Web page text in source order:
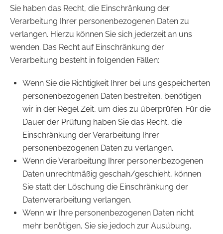
Sie haben das Recht, die Einschränkung der
Verarbeitung Ihrer personenbezogenen Daten zu
verlangen. Hierzu können Sie sich jederzeit an uns
wenden. Das Recht auf Einschränkung der
Verarbeitung besteht in folgenden Fällen:
Wenn Sie die Richtigkeit Ihrer bei uns gespeicherten
personenbezogenen Daten bestreiten, benötigen
wir in der Regel Zeit, um dies zu überprüfen. Für die
Dauer der Prüfung haben Sie das Recht, die
Einschränkung der Verarbeitung Ihrer
personenbezogenen Daten zu verlangen.
Wenn die Verarbeitung Ihrer personenbezogenen
Daten unrechtmäßig geschah/geschieht, können
Sie statt der Löschung die Einschränkung der
Datenverarbeitung verlangen.
Wenn wir Ihre personenbezogenen Daten nicht
mehr benötigen, Sie sie jedoch zur Ausübung,